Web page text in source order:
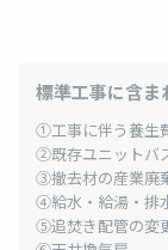
標準工事に含ま
①工事に伴う養生
②既存ユニットバ
③撤去材の産業廃
④給水・給湯・排
⑤追焚き配管の変